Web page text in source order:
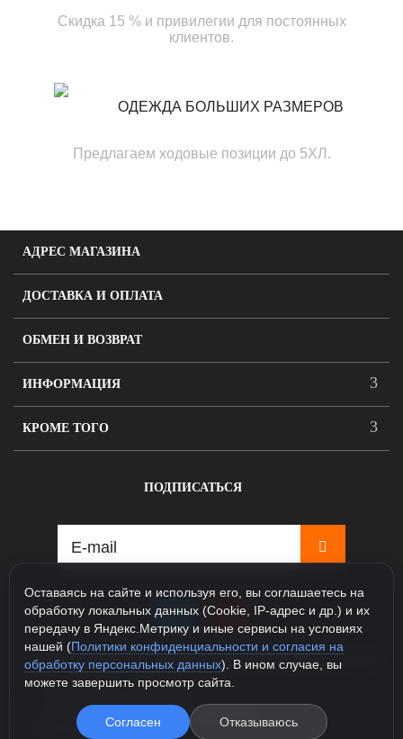
Скидка 15 % и привилегии для постоянных
клиентов.
ОДЕЖДА БОЛЬШИХ РАЗМЕРОВ
Предлагаем ходовые позиции до 5ХЛ.
АДРЕС МАГАЗИНА
ДОСТАВКА И ОПЛАТА
ОБМЕН И ВОЗВРАТ
ИНФОРМАЦИЯ
КРОМЕ ТОГО
ПОДПИСАТЬСЯ
115088, Москва, ул. Севастопольский проспект д.5, корпус
1
+7 925 231-81-77 (Шоурум)
+7 985 163-48-58 (Интернет магазин)
info@legioner-shop.ru
Оставаясь на сайте и используя его, вы соглашаетесь на
обработку локальных данных (Cookie, IP-адрес и др.) и их
передачу в Яндекс.Метрику и иные сервисы на условиях
нашей (Политики конфиденциальности и согласия на
обработку персональных данных). В ином случае, вы
можете завершить просмотр сайта.
Согласен Отказываюсь